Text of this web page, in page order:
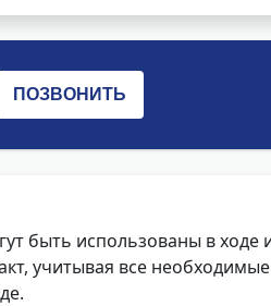
быть использованы в
учитывая все